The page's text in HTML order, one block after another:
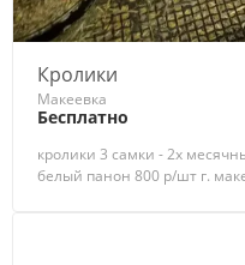
Кролики
Макеевка
Бесплатно
кролики 3 самки - 2х
белый панон 800 р/шт г.